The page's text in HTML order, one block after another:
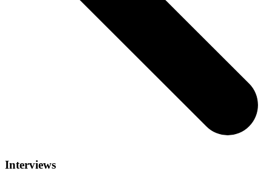
Interviews